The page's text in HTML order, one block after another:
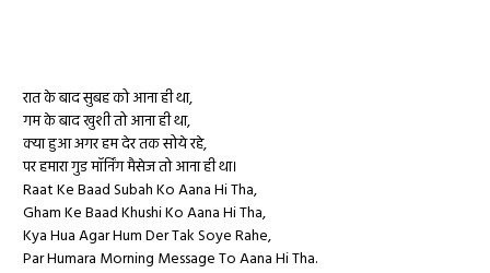
रात के बाद सुबह को आना ही था,
गम के बाद खुशी तो आना ही था,
क्या हुआ अगर हम देर तक सोये रहे,
पर हमारा गुड मॉर्निंग मैसेज तो आना ही था।
Raat Ke Baad Subah Ko Aana Hi Tha,
Gham Ke Baad Khushi Ko Aana Hi Tha,
Kya Hua Agar Hum Der Tak Soye Rahe,
Par Humara Morning Message To Aana Hi Tha.